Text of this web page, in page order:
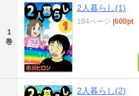
1
巻
2人暮らし(1)
184ページ 600pt
2人暮らし(2)